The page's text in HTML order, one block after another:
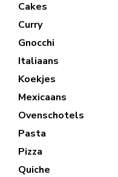
Cakes
Curry
Gnocchi
Italiaans
Koekjes
Mexicaans
Ovenschotels
Pasta
Pizza
Quiche